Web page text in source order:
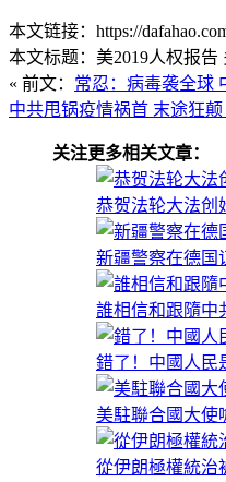
本文链接：https://
本文标题：美2019人权报告
« 前文： 常忍：病毒袭全球
中共甩锅疫情祸首 末途狂
关注更多相关文章：
恭贺法轮大法创
新疆警察在德国
誰相信和跟隨中
錯了！中國人民
美駐聯合國大使
從伊朗極權統治